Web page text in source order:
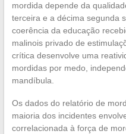
mordida depende da
terceira e a décima segunda
coerência da educação
malinois privado de
crítica desenvolve uma
mordidas por medo,
mandíbula.
Os dados do relatório de
maioria dos incidentes
correlacionada à força de